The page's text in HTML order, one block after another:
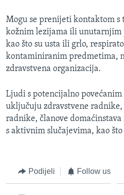
Mogu se prenijeti kontaktom s
kožnim lezijama ili unutarnjim
kao što su usta ili grlo,
kontaminiranim predmetima,
zdravstvena organizacija.
Ljudi s potencijalno
uključuju zdravstvene
radnike, članove
s aktivnim slučajevima, kao
Podijeli Follow us